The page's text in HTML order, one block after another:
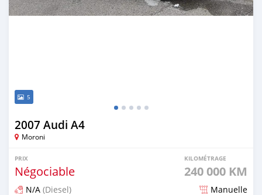
5
2007 Audi A4
Moroni
PRIX
Négociable
KILOMÉTRAGE
240 000 KM
N/A (Diesel) Manuelle